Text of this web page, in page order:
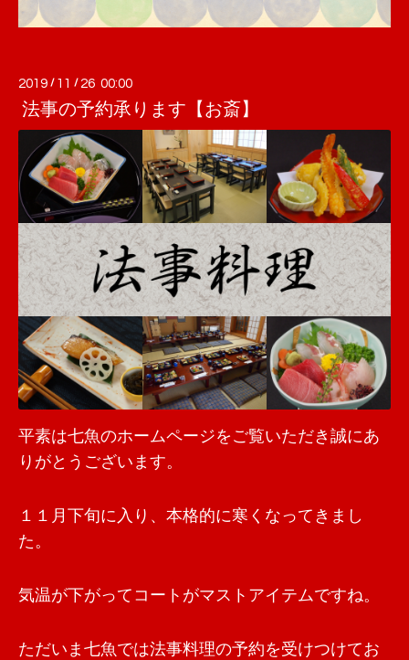
2019 / 11 / 26 00:00
法事の予約承ります【お斎】
平素は七魚のホームページをご覧いただき誠にあ
りがとうございます。
１１月下旬に入り、本格的に寒くなってきまし
た。
気温が下がってコートがマストアイテムですね。
ただいま七魚では法事料理の予約を受けつけてお